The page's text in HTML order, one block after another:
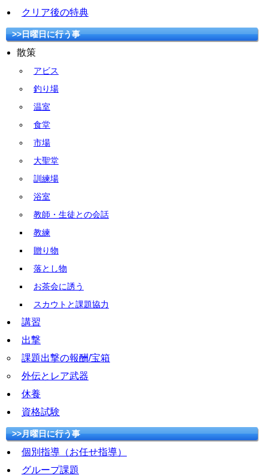
クリア後の特典
>>日曜日に行う事
散策
アビス
釣り場
温室
食堂
市場
大聖堂
訓練場
浴室
教師・生徒との会話
教練
贈り物
落とし物
お茶会に誘う
スカウトと課題協力
講習
出撃
課題出撃の報酬/宝箱
外伝とレア武器
休養
資格試験
>>月曜日に行う事
個別指導（お任せ指導）
グループ課題